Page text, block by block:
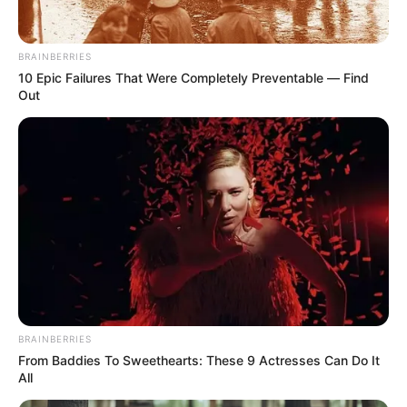
quees un ejercicio que amerita cambios para un mejor
desarrollo y resultados.
BRAINBERRIES
10 Epic Failures That Were Completely Preventable — Find
Out
BRAINBERRIES
From Baddies To Sweethearts: These 9 Actresses Can Do It
All